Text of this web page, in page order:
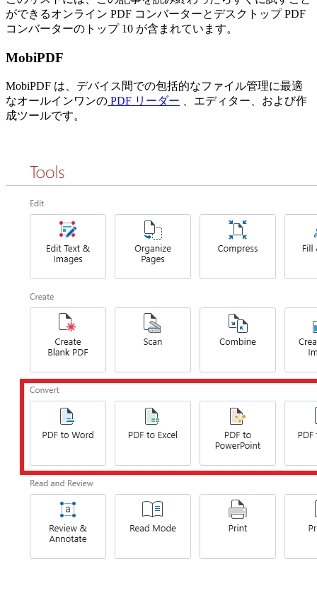
ができるオンライン PDF コンバーターとデスクトップ PDF
コンバーターのトップ 10 が含まれています。
MobiPDF
MobiPDF は、デバイス間での包括的なファイル管理に最適
なオールインワンの PDF リーダー 、エディター、および作
成ツールです。